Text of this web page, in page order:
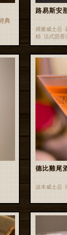
典
路易斯安
裸麥威士忌
精 法式茴香
德比雞尾
波本威士忌